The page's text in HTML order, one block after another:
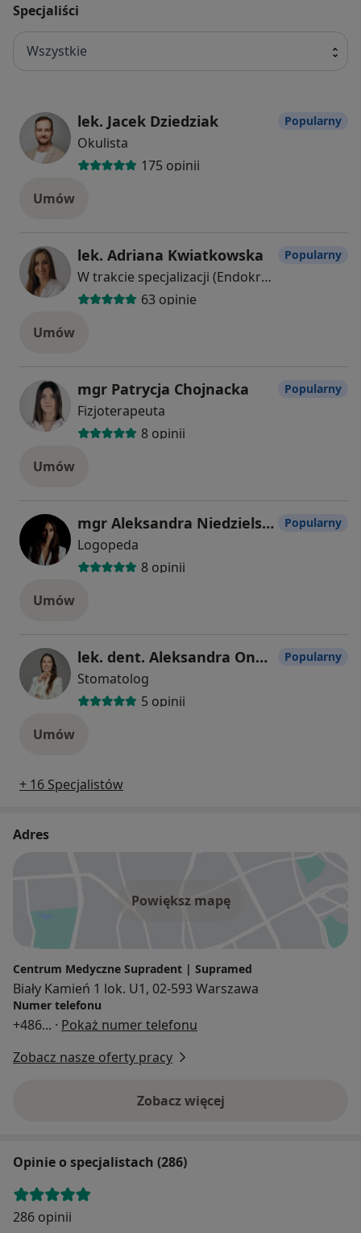
Specjaliści
Wszystkie
lek. Jacek Dziedziak
Okulista
175 opinii
Popularny
Umów
lek. Adriana Kwiatkowska
W trakcie specjalizacji (Endokrynolog)
63 opinie
Popularny
Umów
mgr Patrycja Chojnacka
Fizjoterapeuta
8 opinii
Popularny
Umów
mgr Aleksandra Niedzielska
Logopeda
8 opinii
Popularny
Umów
lek. dent. Aleksandra Onyszczuk
Stomatolog
5 opinii
Popularny
Umów
+ 16 Specjalistów
Adres
Powiększ mapę
Centrum Medyczne Supradent | Supramed
Biały Kamień 1 lok. U1, 02-593 Warszawa
Numer telefonu
+486... · Pokaż numer telefonu
Zobacz nasze oferty pracy
Zobacz więcej
Opinie o specjalistach (286)
286 opinii